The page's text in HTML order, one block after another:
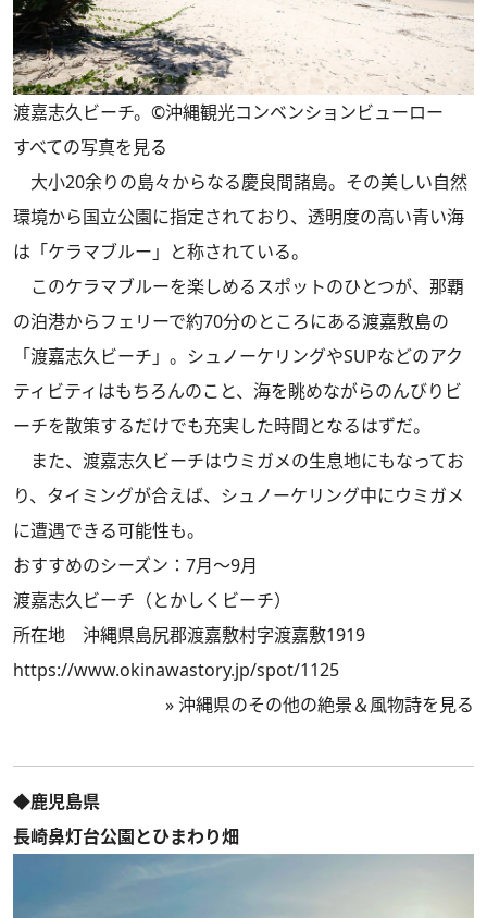
渡嘉志久ビーチ。©沖縄観光コンベンションビューロー
すべての写真を見る
大小20余りの島々からなる慶良間諸島。その美しい自然
環境から国立公園に指定されており、透明度の高い青い海
は「ケラマブルー」と称されている。
このケラマブルーを楽しめるスポットのひとつが、那覇
の泊港からフェリーで約70分のところにある渡嘉敷島の
「渡嘉志久ビーチ」。シュノーケリングやSUPなどのアク
ティビティはもちろんのこと、海を眺めながらのんびりビ
ーチを散策するだけでも充実した時間となるはずだ。
また、渡嘉志久ビーチはウミガメの生息地にもなってお
り、タイミングが合えば、シュノーケリング中にウミガメ
に遭遇できる可能性も。
おすすめのシーズン：7月～9月
渡嘉志久ビーチ（とかしくビーチ）
所在地 沖縄県島尻郡渡嘉敷村字渡嘉敷1919
https://www.okinawastory.jp/spot/1125
» 沖縄県のその他の絶景＆風物詩を見る
◆鹿児島県
長崎鼻灯台公園とひまわり畑